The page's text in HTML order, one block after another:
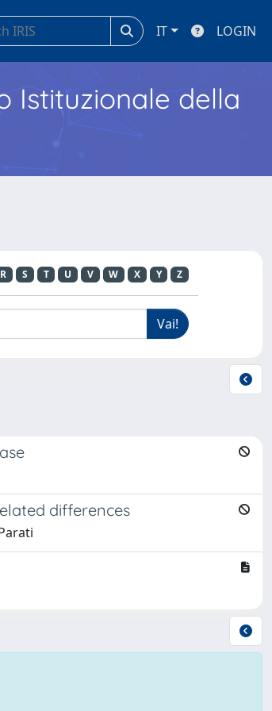
IT LOGIN
Istituzionale della
R S T U V W X Y Z
differences